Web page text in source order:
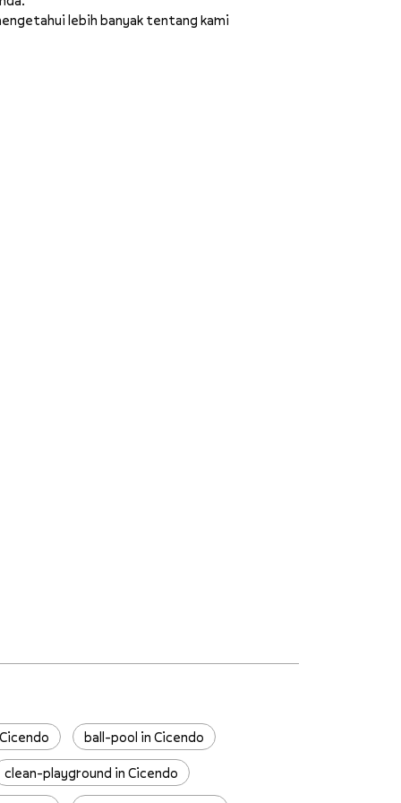
lebih banyak tentang kami
ball-pool in Cicendo
clean-playground in Cicendo